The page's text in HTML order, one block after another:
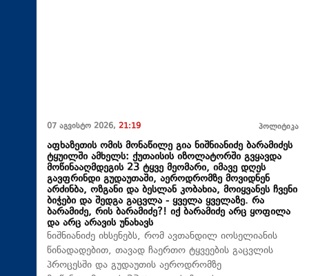
07 აგვისტო 2026, 21:19 პოლიტიკა
აფხაზეთის ომის მონაწილე გია ნიშნიანიძე ბარამიძეს
ტყუილში ამხელს: ქუთაისის იზოლატორში გვყავდა
მოწინააღმდეგის 23 ტყვე მეომარი, იმავე დღეს
გავფრინდი გუდაუთაში, აეროდრომზე მოვიდნენ
არძინბა, ოზგანი და ბესლან კობახია, მოიყვანეს ჩვენი
ბიჭები და შედგა გაცვლა - ყველა ყველაზე. რა
ბარამიძე, რის ბარამიძე?! იქ ბარამიძე არც ყოფილა
და არც არავის უნახავს
ნიშნიანიძე იხსენებს, რომ ავთანდილ იოსელიანის
წინადადებით, თავად ჩაერთო ტყვეების გაცვლის
პროცესში და გუდაუთის აეროდრომზე